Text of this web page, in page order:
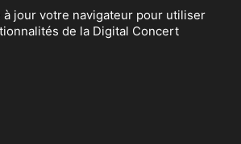
à jour votre navigateur pour utiliser
de la Digital Concert